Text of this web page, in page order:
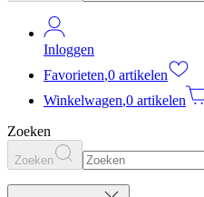
Inloggen
Favorieten,0 artikelen
Winkelwagen,0 artikelen
Zoeken
Zoeken